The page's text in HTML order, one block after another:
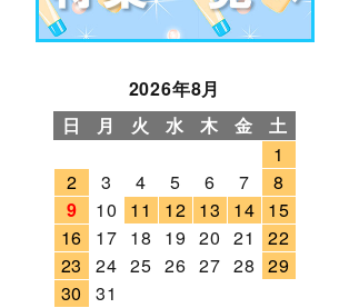
2026年8月
日
月 火 水 木 金
土
1
2
3 4 5 6 7
8
9
10 11 12 13 14 15
16
17 18 19 20 21
22
23
24 25 26 27 28 29
30
31